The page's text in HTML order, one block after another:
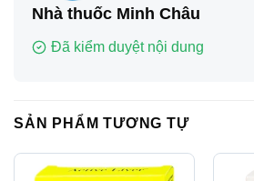
Nhà thuốc Minh Châu
Đã kiểm duyệt nội dung
SẢN PHẨM TƯƠNG TỰ